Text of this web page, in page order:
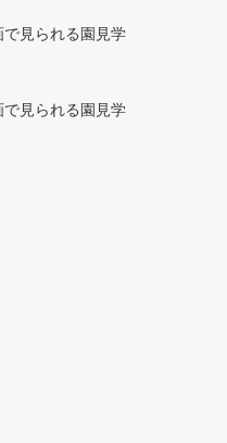
見られる園見学
見られる園見学